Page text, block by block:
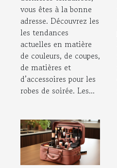
vous êtes à la bonne
adresse. Découvrez les
les tendances
actuelles en matière
de couleurs, de coupes,
de matières et
d’accessoires pour les
robes de soirée. Les...